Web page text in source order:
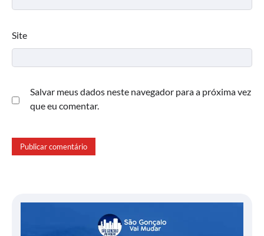
Site
Salvar meus dados neste navegador para a próxima vez
que eu comentar.